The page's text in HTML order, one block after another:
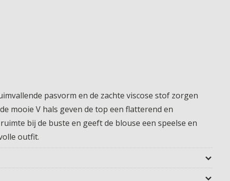
pasvorm en de zachte viscose stof zorgen
mooie V hals geven de top een flatterend en
bij de buste en geeft de blouse een speelse en
outfit.